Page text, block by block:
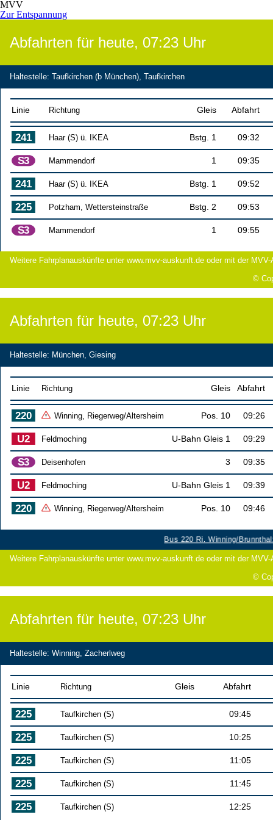
MVV
Zur Entspannung
Abfahrten für heute, 07:23 Uhr
Haltestelle: Taufkirchen (b München), Taufkirchen
Linie Richtung Gleis Abfahrt
Haar (S) ü. IKEA Bstg. 1 09:32
Mammendorf 1 09:35
Haar (S) ü. IKEA Bstg. 1 09:52
Potzham, Wettersteinstraße Bstg. 2 09:53
Mammendorf 1 09:55
Weitere Fahrplanauskünfte unter www.mvv-auskunft.de oder mit der MVV-
©
Abfahrten für heute, 07:23 Uhr
Haltestelle: München, Giesing
Linie Richtung Gleis Abfahrt
Winning, Riegerweg/Altersheim Pos. 10 09:26
Feldmoching U-Bahn Gleis 1 09:29
Deisenhofen 3 09:35
Feldmoching U-Bahn Gleis 1 09:39
Winning, Riegerweg/Altersheim Pos. 10 09:46
Bus 220 Ri. Winning/
Weitere Fahrplanauskünfte unter www.mvv-auskunft.de oder mit der MVV-
©
Abfahrten für heute, 07:23 Uhr
Haltestelle: Winning, Zacherlweg
Linie Richtung Gleis Abfahrt
Taufkirchen (S) 09:45
Taufkirchen (S) 10:25
Taufkirchen (S) 11:05
Taufkirchen (S) 11:45
Taufkirchen (S) 12:25